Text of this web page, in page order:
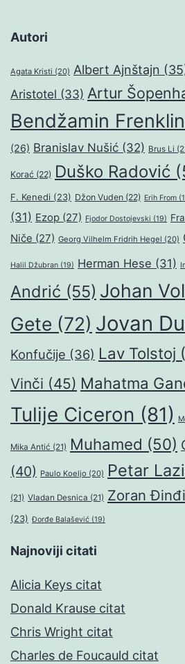
Autori
Agata Kristi (20) Albert Ajnštajn
Aristotel (33) Artur
Bendžamin Frenklin
(26) Branislav Nušić (32) Brus Li
Korać (22) Duško Radović
F. Kenedi (23) Džon Vuden (22) Erih From
(31) Ezop (27) Fjodor Dostojevski (19)
Niče (27) Georg Vilhelm Fridrih Hegel (20)
Halil Džubran (19) Herman Hese (31)
Andrić (55) Johan
Gete (72) Jovan
Konfučije (36) Lav Tolstoj
Vinči (45) Mahatma
Tulije Ciceron (81)
Mika Antić (21) Muhamed (50)
(40) Paulo Koeljo (20) Petar
(21) Vladan Desnica (21) Zoran
(23) Đorđe Balašević (19)
Najnoviji citati
Alicia Keys citat
Donald Krause citat
Chris Wright citat
Charles de Foucauld citat